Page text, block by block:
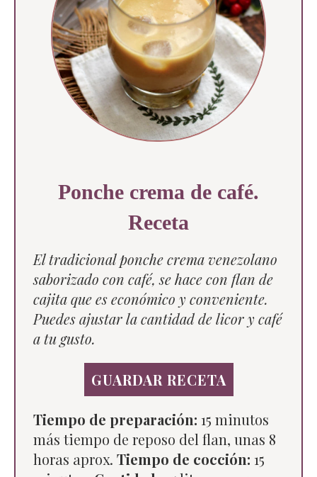
Ponche crema de café.
Receta
El tradicional ponche crema venezolano
saborizado con café, se hace con flan de
cajita que es económico y conveniente.
Puedes ajustar la cantidad de licor y café
a tu gusto.
GUARDAR RECETA
Tiempo de preparación: 15 minutos
más tiempo de reposo del flan, unas 8
horas aprox. Tiempo de cocción: 15